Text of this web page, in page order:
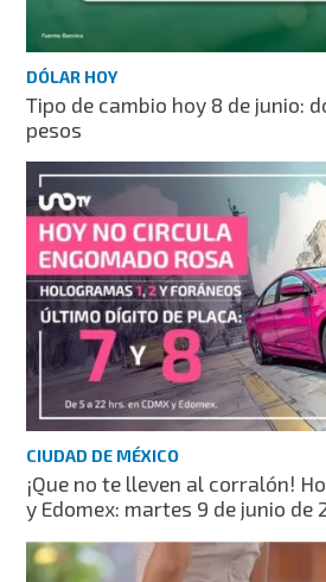
DÓLAR HOY
Tipo de cambio hoy 8 de junio:
pesos
CIUDAD DE MÉXICO
¡Que no te lleven al corralón!
y Edomex: martes 9 de junio de